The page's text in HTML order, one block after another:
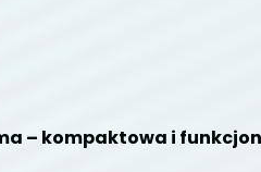
– kompaktowa i